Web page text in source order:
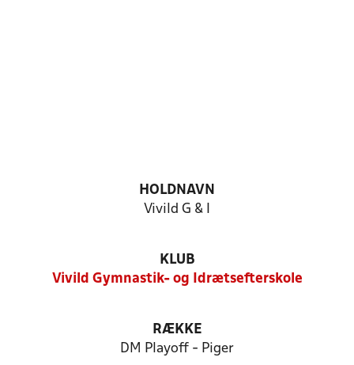
HOLDNAVN
Vivild G & I
KLUB
Vivild Gymnastik- og Idrætsefterskole
RÆKKE
DM Playoff - Piger